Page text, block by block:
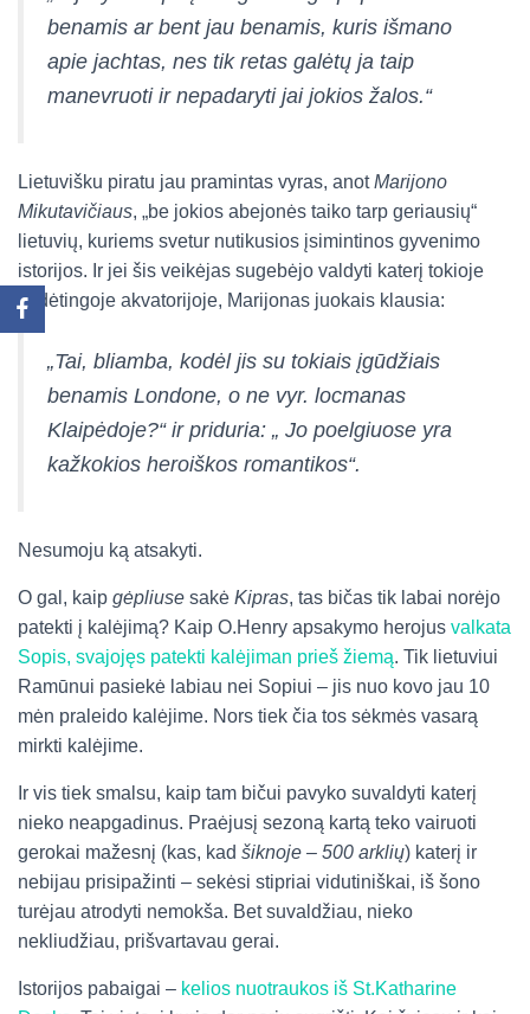
benamis ar bent jau benamis, kuris išmano
apie jachtas, nes tik retas galėtų ja taip
manevruoti ir nepadaryti jai jokios žalos.“
Lietuvišku piratu jau pramintas vyras, anotMarijono
Mikutavičiaus, „be jokios abejonės taiko tarp geriausių“
lietuvių, kuriems svetur nutikusios įsimintinos gyvenimo
istorijos. Ir jei šis veikėjas sugebėjo valdyti katerį tokioje
sudėtingoje akvatorijoje, Marijonas juokais klausia:
„Tai, bliamba, kodėl jis su tokiais įgūdžiais
benamis Londone, o ne vyr. locmanas
Klaipėdoje?“ ir priduria: „ Jo poelgiuose yra
kažkokios heroiškos romantikos“.
Nesumoju ką atsakyti.
O gal, kaip gėpliuse sakė Kipras, tas bičas tik labai norėjo
patekti į kalėjimą? Kaip O.Henry apsakymo herojus valkata
Sopis, svajojęs patekti kalėjiman prieš žiemą. Tik lietuviui
Ramūnui pasiekė labiau nei Sopiui – jis nuo kovo jau 10
mėn praleido kalėjime. Nors tiek čia tos sėkmės vasarą
mirkti kalėjime.
Ir vis tiek smalsu, kaip tam bičui pavyko suvaldyti katerį
nieko neapgadinus. Praėjusį sezoną kartą teko vairuoti
gerokai mažesnį (kas, kad šiknoje – 500 arklių) katerį ir
nebijau prisipažinti – sekėsi stipriai vidutiniškai, iš šono
turėjau atrodyti nemokša. Bet suvaldžiau, nieko
nekliudžiau, prišvartavau gerai.
Istorijos pabaigai – kelios nuotraukos iš St.Katharine